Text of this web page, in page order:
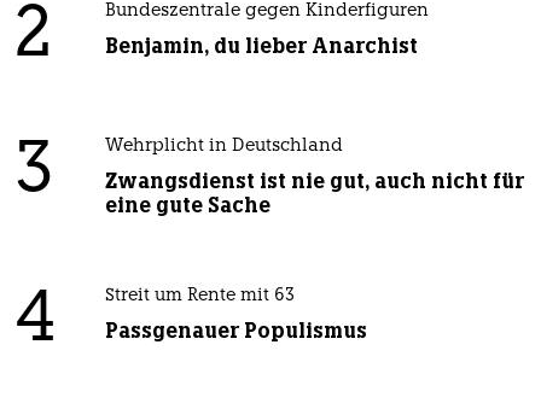
2 Bundeszentrale gegen Kinderfiguren
Benjamin, du lieber Anarchist
3 Wehrplicht in Deutschland
Zwangsdienst ist nie gut, auch nicht für
eine gute Sache
4 Streit um Rente mit 63
Passgenauer Populismus